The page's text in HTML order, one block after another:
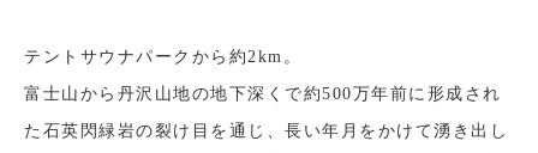
テントサウナパークから約2km。
富士山から丹沢山地の地下深くで約500万年前に形成され
た石英閃緑岩の裂け目を通じ、長い年月をかけて湧き出し